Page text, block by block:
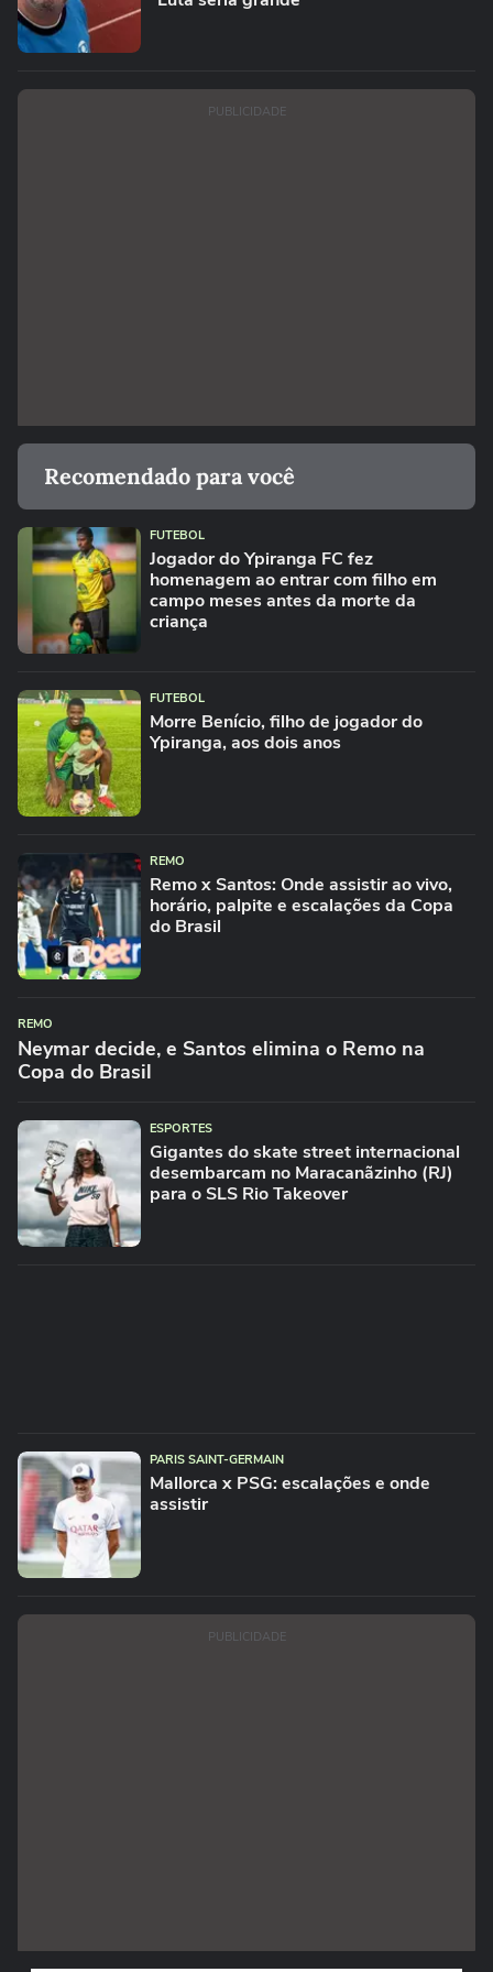
PUBLICIDADE
Recomendado para você
FUTEBOL
Jogador do Ypiranga FC fez
homenagem ao entrar com filho em
campo meses antes da morte da
criança
FUTEBOL
Morre Benício, filho de jogador do
Ypiranga, aos dois anos
REMO
Remo x Santos: Onde assistir ao vivo,
horário, palpite e escalações da Copa
do Brasil
REMO
Neymar decide, e Santos elimina o Remo na
Copa do Brasil
ESPORTES
Gigantes do skate street internacional
desembarcam no Maracanãzinho (RJ)
para o SLS Rio Takeover
PARIS SAINT-GERMAIN
Mallorca x PSG: escalações e onde
assistir
PUBLICIDADE